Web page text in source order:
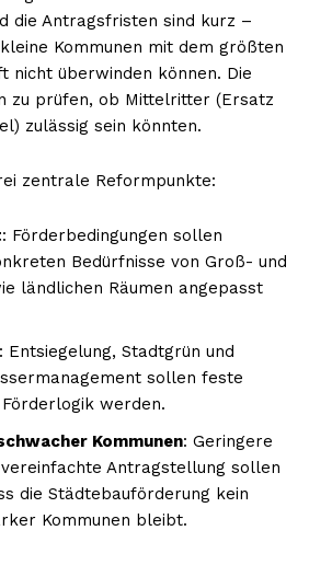
die Antragsfristen sind kurz –
Kommunen mit dem größten
nicht überwinden können. Die
zu prüfen, ob Mittelritter (Ersatz
zulässig sein könnten.
zentrale Reformpunkte:
: Förderbedingungen sollen
Bedürfnisse von Groß- und
ländlichen Räumen angepasst
: Entsiegelung, Stadtgrün und
sollen feste
werden.
Kommunen: Geringere
Antragstellung sollen
die Städtebauförderung kein
Kommunen bleibt.